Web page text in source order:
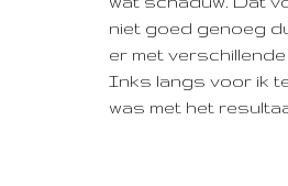
niet goed genoeg
er met
Inks langs voor ik
was met het